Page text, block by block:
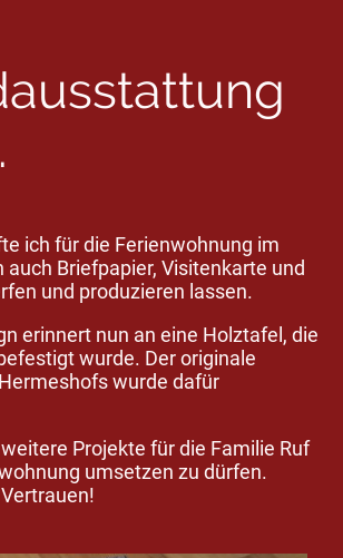
ich für die Ferienwohnung im
auch Briefpapier, Visitenkarte und
und produzieren lassen.
erinnert nun an eine Holztafel, die
wurde. Der originale
wurde dafür
Projekte für die Familie Ruf
umsetzen zu dürfen.